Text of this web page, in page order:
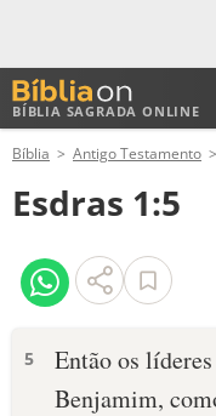
BÍBLIA SAGRADA ONLINE
ANTIGO TESTAMENTO
NOVO TESTAMENTO
VERSÍCULOS
PALAVRA DO DIA
Bíblia Antigo Testamento
Esdras 1:5
5
Então os
Benjamim,